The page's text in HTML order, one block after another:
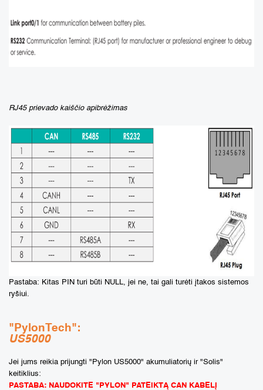
RJ45 prievado kaiščio apibrėžimas
Pastaba: Kitas PIN turi būti NULL, jei ne, tai gali turėti įtakos sistemos
ryšiui.
"PylonTech":
US5000
Jei jums reikia prijungti "Pylon US5000" akumuliatorių ir "Solis"
keitiklius:
PASTABA: NAUDOKITE "PYLON" PATEIKTĄ CAN KABELĮ